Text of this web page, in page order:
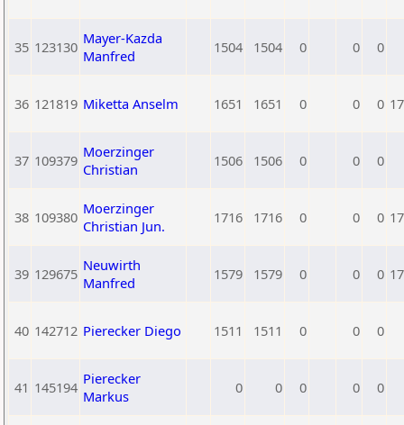
35 123130 Mayer-Kazda
Manfred
1504 1504 0 0 0
36 121819 Miketta Anselm 1651 1651 0 0 0
37 109379 Moerzinger
Christian
1506 1506 0 0 0
38 109380 Moerzinger
Christian Jun.
1716 1716 0 0 0
39 129675 Neuwirth
Manfred
1579 1579 0 0 0
40 142712 Pierecker Diego 1511 1511 0 0 0
41 145194 Pierecker
Markus
0 0 0 0 0